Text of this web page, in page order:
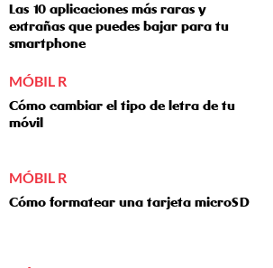
Las 10 aplicaciones más raras y
extrañas que puedes bajar para tu
smartphone
MÓBIL R
Cómo cambiar el tipo de letra de tu
móvil
MÓBIL R
Cómo formatear una tarjeta microSD